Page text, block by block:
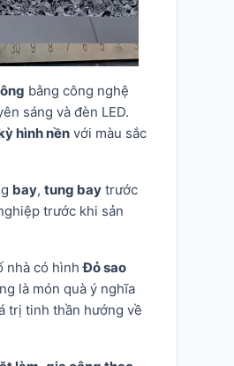
bằng công nghệ
sáng và đèn LED.
hình nền với màu sắc
bay, tung bay trước
trước khi sản
nhà có hìnhĐỏ sao
là món quà ý nghĩa
trị tinh thần hướng về